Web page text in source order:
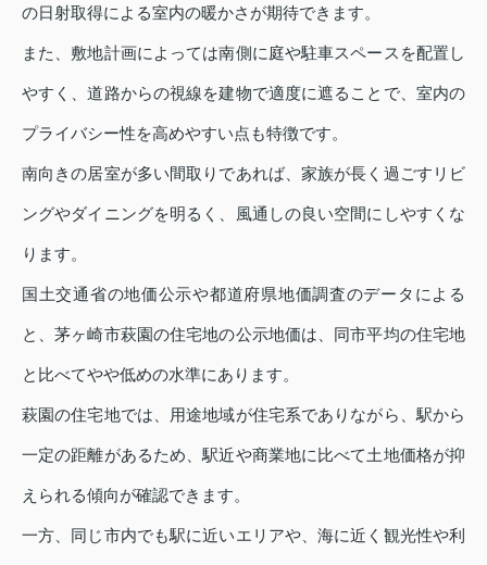
の日射取得による室内の暖かさが期待できます。
また、敷地計画によっては南側に庭や駐車スペースを配置し
やすく、道路からの視線を建物で適度に遮ることで、室内の
プライバシー性を高めやすい点も特徴です。
南向きの居室が多い間取りであれば、家族が長く過ごすリビ
ングやダイニングを明るく、風通しの良い空間にしやすくな
ります。
国土交通省の地価公示や都道府県地価調査のデータによる
と、茅ヶ崎市萩園の住宅地の公示地価は、同市平均の住宅地
と比べてやや低めの水準にあります。
萩園の住宅地では、用途地域が住宅系でありながら、駅から
一定の距離があるため、駅近や商業地に比べて土地価格が抑
えられる傾向が確認できます。
一方、同じ市内でも駅に近いエリアや、海に近く観光性や利